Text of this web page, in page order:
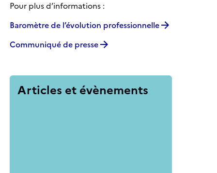
Pour plus d’informations :
Baromètre de l’évolution professionnelle
Communiqué de presse
Articles et évènements